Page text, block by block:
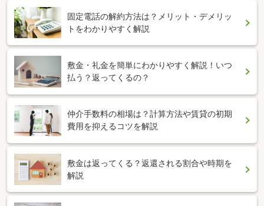
固定電話の解約方法は？メリット・デメリッ
トをわかりやすく解説
敷金・礼金を簡単にわかりやすく解説！いつ
払う？返ってくるの？
仲介手数料の相場は？計算方法や賃貸の初期
費用を抑えるコツを解説
敷金は返ってくる？返還される割合や時期を
解説